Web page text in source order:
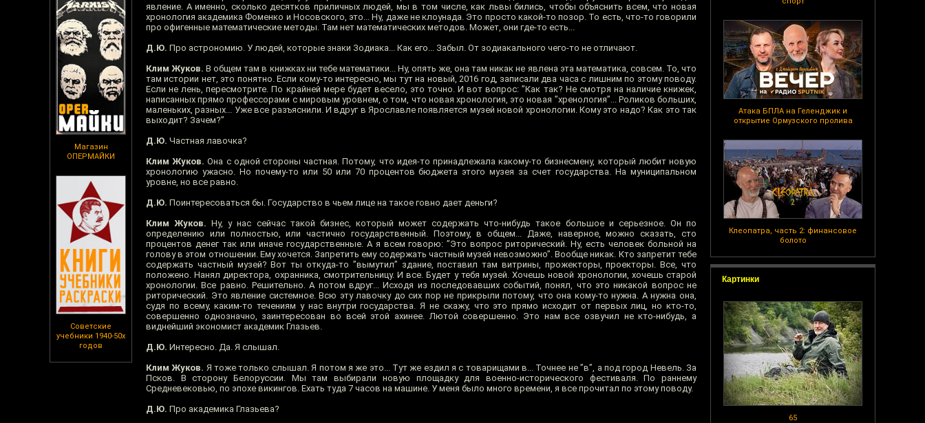
Магазин
ОПЕРМАЙКИ
Советские
учебники 1940-50х
годов
Атака БПЛА на Геленджик и
открытие Ормузского пролива
Клеопатра, часть 2: финансовое
болото
Картинки
65
явление. А именно, сколько десятков приличных людей, мы в том числе, как львы бились, чтобы объяснить всем, что новая
хронология академика Фоменко и Носовского, это... Ну, даже не клоунада. Это просто какой-то позор. То есть, что-то говорили
про офигенные математические методы. Там нет математических методов. Может, они где-то есть...
Д.Ю. Про астрономию. У людей, которые знаки Зодиака... Как его... Забыл. От зодиакального чего-то не отличают.
Клим Жуков. В общем там в книжках ни тебе математики... Ну, опять же, она там никак не явлена эта математика, совсем. То, что
там истории нет, это понятно. Если кому-то интересно, мы тут на новый, 2016 год, записали два часа с лишним по этому поводу.
Если не лень, пересмотрите. По крайней мере будет весело, это точно. И вот вопрос: ”Как так? Не смотря на наличие книжек,
написанных прямо профессорами с мировым уровнем, о том, что новая хронология, это новая ”хренология”... Роликов больших,
маленьких, разных... Уже все разъяснили. И вдруг в Ярославле появляется музей новой хронологии. Кому это надо? Как это так
выходит? Зачем?”
Д.Ю. Частная лавочка?
Клим Жуков. Она с одной стороны частная. Потому, что идея-то принадлежала какому-то бизнесмену, который любит новую
хронологию ужасно. Но почему-то или 50 или 70 процентов бюджета этого музея за счет государства. На муниципальном
уровне, но все равно.
Д.Ю. Поинтересоваться бы. Государство в чьем лице на такое говно дает деньги?
Клим Жуков. Ну, у нас сейчас такой бизнес, который может содержать что-нибудь такое большое и серьезное. Он по
определению или полностью, или частично государственный. Поэтому, в общем... Даже, наверное, можно сказать, сто
процентов денег так или иначе государственные. А я всем говорю: ”Это вопрос риторический. Ну, есть человек больной на
голову в этом отношении. Ему хочется. Запретить ему содержать частный музей невозможно”. Вообще никак. Кто запретит тебе
содержать частный музей? Вот ты откуда-то ”вымутил” здание, поставил там витрины, прожекторы, проекторы. Все, что
положено. Нанял директора, охранника, смотрительницу. И все. Будет у тебя музей. Хочешь новой хронологии, хочешь старой
хронологии. Все равно. Решительно. А потом вдруг... Исходя из последовавших событий, понял, что это никакой вопрос не
риторический. Это явление системное. Всю эту лавочку до сих пор не прикрыли потому, что она кому-то нужна. А нужна она,
судя по всему, каким-то течениям у нас внутри государства. Я не скажу, что это прямо исходит от первых лиц, но кто-то,
совершенно однозначно, заинтересован во всей этой ахинее. Лютой совершенно. Это нам все озвучил не кто-нибудь, а
виднейший экономист академик Глазьев.
Д.Ю. Интересно. Да. Я слышал.
Клим Жуков. Я тоже только слышал. Я потом я же это... Тут же ездил я с товарищами в... Точнее не ”в”, а под город Невель. За
Псков. В сторону Белоруссии. Мы там выбирали новую площадку для военно-исторического фестиваля. По раннему
Средневековью, по эпохе викингов. Ехать туда 7 часов на машине. У меня было много времени, я все прочитал по этому поводу.
Д.Ю. Про академика Глазьева?